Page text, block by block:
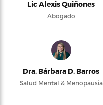
Lic Alexis Quiñones
Abogado
Dra. Bárbara D. Barros
Salud Mental & Menopausia